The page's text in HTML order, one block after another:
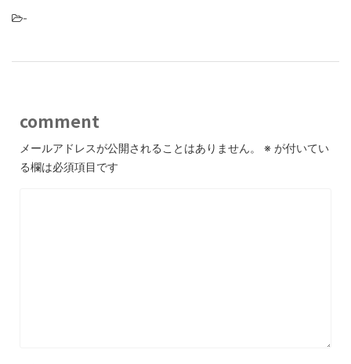
-
comment
メールアドレスが公開されることはありません。 ※ が付いてい
る欄は必須項目です